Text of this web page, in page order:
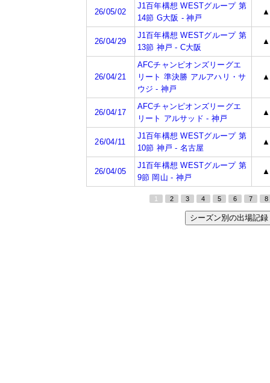
26/05/02
J1百年構想 WESTグループ 第
14節 G大阪 - 神戸
▲
26/04/29
J1百年構想 WESTグループ 第
13節 神戸 - C大阪
▲
26/04/21
AFCチャンピオンズリーグエ
リート 準決勝 アルアハリ・サ
ウジ - 神戸
▲
26/04/17
AFCチャンピオンズリーグエ
リート アルサッド - 神戸
▲
26/04/11
J1百年構想 WESTグループ 第
10節 神戸 - 名古屋
▲
26/04/05
J1百年構想 WESTグループ 第
9節 岡山 - 神戸
▲
1 2 3 4 5 6 7 8
シーズン別の出場記録